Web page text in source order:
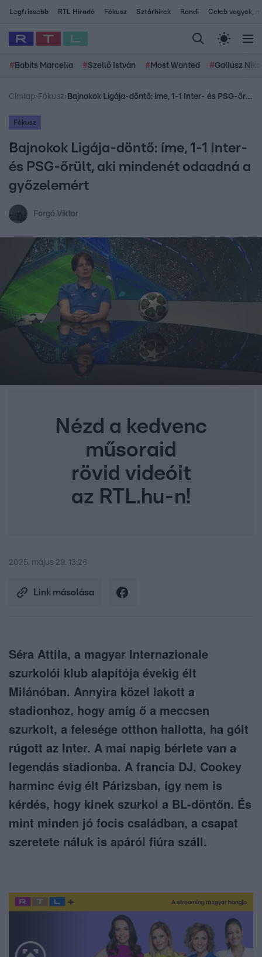
Legfrissebb RTL Híradó Fókusz Sztárhírek Randi Celeb vagyok,
# Babits Marcella #Szellő István # Most Wanted #Gallusz
Címlap› Fókusz› Bajnokok Ligája-döntő: íme, 1-1 Inter- és PSG-őrült, aki mindenét odaadná a győzelemért
Fókusz
Bajnokok Ligája-döntő: íme, 1-1 Inter-
és PSG-őrült, aki mindenét odaadná a
győzelemért
Forgó Viktor
Nézd a kedvenc
műsoraid
rövid videóit
az RTL.hu-n!
2025. május 29. 13:26
Link másolása
Séra Attila, a magyar Internazionale
szurkolói klub alapítója évekig élt
Milánóban. Annyira közel lakott a
stadionhoz, hogy amíg ő a meccsen
szurkolt, a felesége otthon hallotta, ha gólt
rúgott az Inter. A mai napig bérlete van a
legendás stadionba. A francia DJ, Cookey
harminc évig élt Párizsban, így nem is
kérdés, hogy kinek szurkol a BL-döntőn. És
mint minden jó focis családban, a csapat
szeretete náluk is apáról fiúra száll.